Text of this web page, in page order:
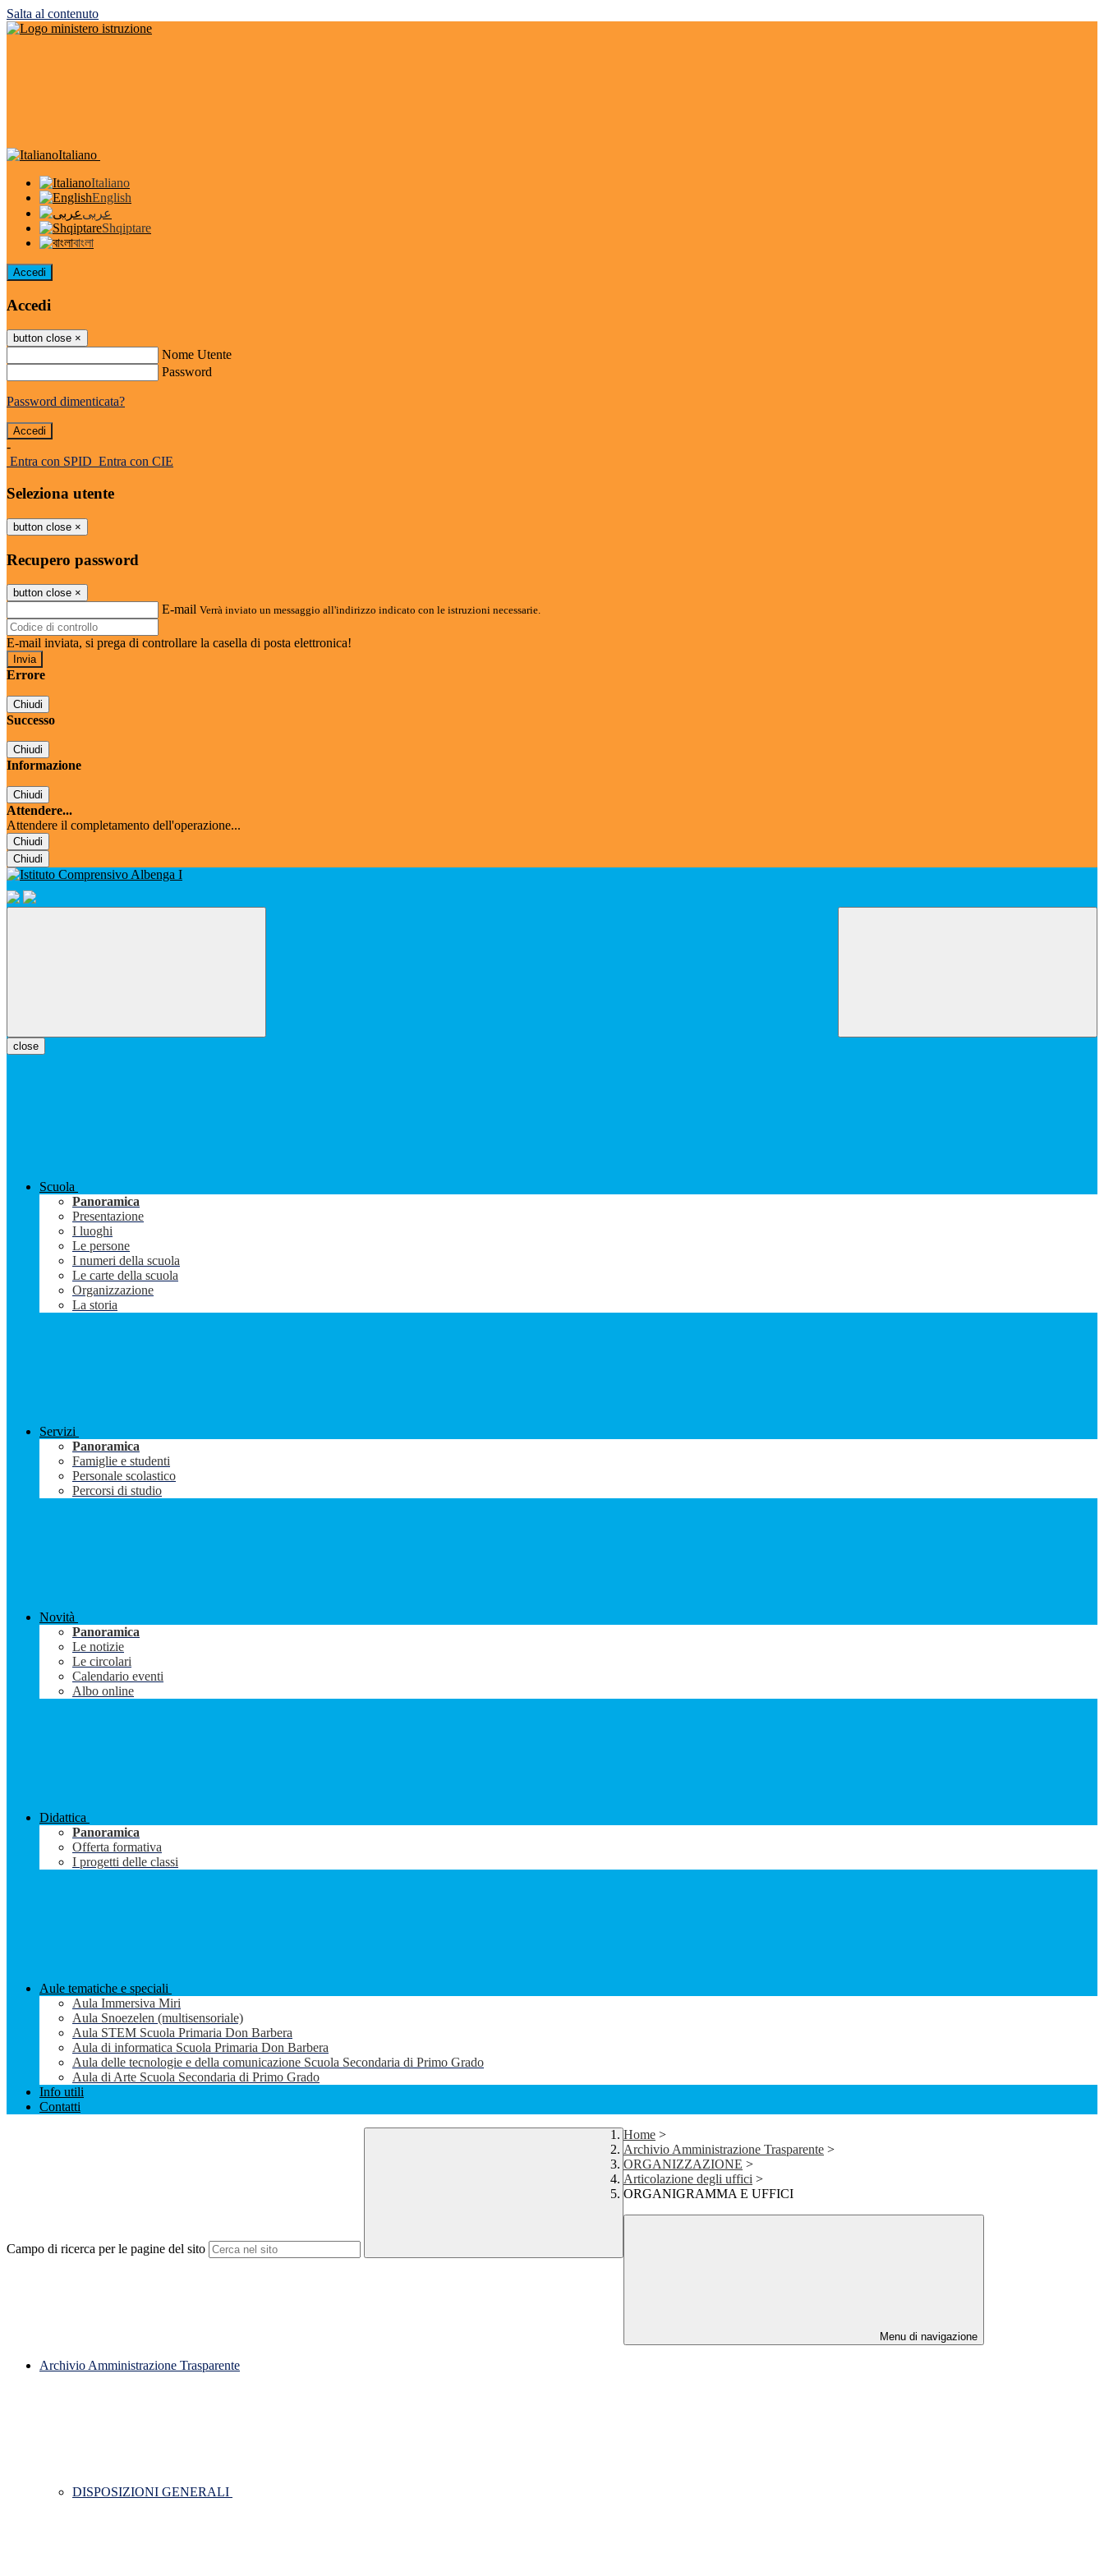
Salta al contenuto
Italiano
Italiano
English
عربى
Shqiptare
বাংলা
Accedi
Accedi
button close ×
Nome Utente
Password
Password dimenticata?
-
Entra con SPID Entra con CIE
Seleziona utente
button close ×
Recupero password
button close ×
E-mail Verrà inviato un messaggio all'indirizzo indicato con le istruzioni necessarie.
E-mail inviata, si prega di controllare la casella di posta elettronica!
Errore
Chiudi
Successo
Chiudi
Informazione
Chiudi
Attendere...
Attendere il completamento dell'operazione...
Chiudi
Chiudi
close
Scuola
Panoramica
Presentazione
I luoghi
Le persone
I numeri della scuola
Le carte della scuola
Organizzazione
La storia
Servizi
Panoramica
Famiglie e studenti
Personale scolastico
Percorsi di studio
Novità
Panoramica
Le notizie
Le circolari
Calendario eventi
Albo online
Didattica
Panoramica
Offerta formativa
I progetti delle classi
Aule tematiche e speciali
Aula Immersiva Miri
Aula Snoezelen (multisensoriale)
Aula STEM Scuola Primaria Don Barbera
Aula di informatica Scuola Primaria Don Barbera
Aula delle tecnologie e della comunicazione Scuola Secondaria di Primo Grado
Aula di Arte Scuola Secondaria di Primo Grado
Info utili
Contatti
Campo di ricerca per le pagine del sito
Home >
Archivio Amministrazione Trasparente >
ORGANIZZAZIONE >
Articolazione degli uffici >
ORGANIGRAMMA E UFFICI
Menu di navigazione
Archivio Amministrazione Trasparente
DISPOSIZIONI GENERALI